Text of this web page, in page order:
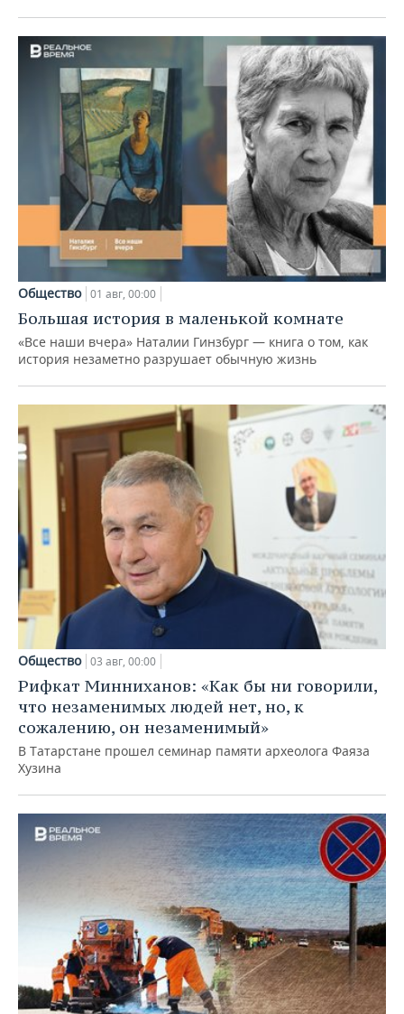
Общество 01 авг, 00:00
Большая история в маленькой комнате
«Все наши вчера» Наталии Гинзбург — книга о том, как
история незаметно разрушает обычную жизнь
Общество 03 авг, 00:00
Рифкат Минниханов: «Как бы ни говорили,
что незаменимых людей нет, но, к
сожалению, он незаменимый»
В Татарстане прошел семинар памяти археолога Фаяза
Хузина